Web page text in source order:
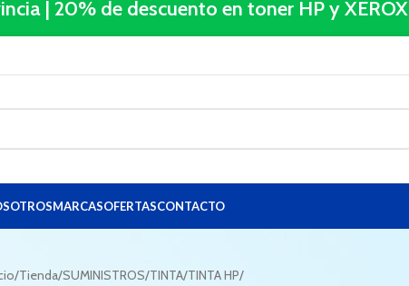
| 20% de descuento en toner HP y XEROX
MARCASOFERTASCONTACTO
/Tienda/SUMINISTROS/TINTA/TINTA HP/